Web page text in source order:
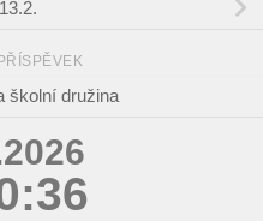
školní družina